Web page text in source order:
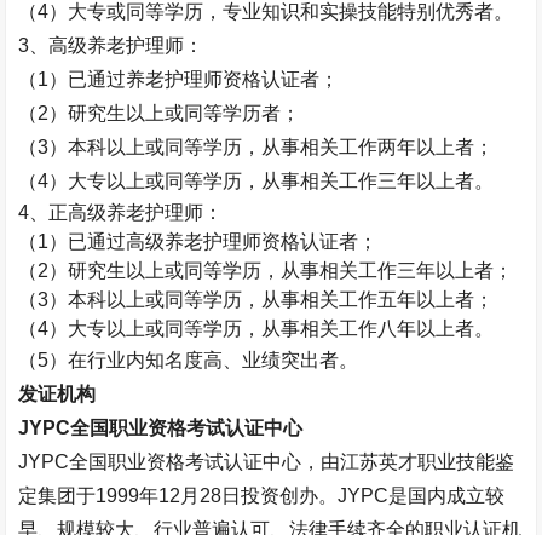
（4）大专或同等学历，专业知识和实操技能特别优秀者。
3 、高级养老护理师：
（1）已通过养老护理师资格认证者；
（2）研究生以上或同等学历者；
（3）本科以上或同等学历，从事相关工作两年以上者；
（4）大专以上或同等学历，从事相关工作三年以上者。
4 、正高级养老护理师：
（1）已通过高级养老护理师资格认证者；
（2）研究生以上或同等学历，从事相关工作三年以上者；
（3）本科以上或同等学历，从事相关工作五年以上者；
（4）大专以上或同等学历，从事相关工作八年以上者。
（5）在行业内知名度高、业绩突出者。
发证机构
JYPC全国职业资格考试认证中心
JYPC全国职业资格考试认证中心，由江苏英才职业技能鉴
定集团于1999年12 月 28日投资创办。JYPC是国内成立较
早、规模较大、行业普遍认可、法律手续齐全的职业认证机